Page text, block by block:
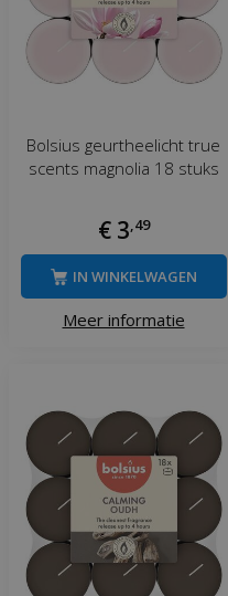
Bolsius geurtheelicht true
scents magnolia 18 stuks
€ 3,49
Meer informatie
IN WINKELWAGEN